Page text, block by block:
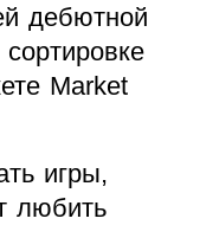
дебютной
Market
игры,
любить